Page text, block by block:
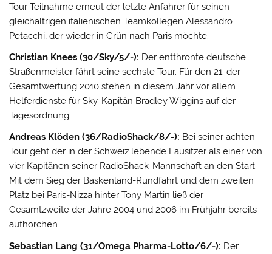
Tour-Teilnahme erneut der letzte Anfahrer für seinen
gleichaltrigen italienischen Teamkollegen Alessandro
Petacchi, der wieder in Grün nach Paris möchte.
Christian Knees (30/Sky/5/-): Der entthronte deutsche
Straßenmeister fährt seine sechste Tour. Für den 21. der
Gesamtwertung 2010 stehen in diesem Jahr vor allem
Helferdienste für Sky-Kapitän Bradley Wiggins auf der
Tagesordnung.
Andreas Klöden (36/RadioShack/8/-): Bei seiner achten
Tour geht der in der Schweiz lebende Lausitzer als einer von
vier Kapitänen seiner RadioShack-Mannschaft an den Start.
Mit dem Sieg der Baskenland-Rundfahrt und dem zweiten
Platz bei Paris-Nizza hinter Tony Martin ließ der
Gesamtzweite der Jahre 2004 und 2006 im Frühjahr bereits
aufhorchen.
Sebastian Lang (31/Omega Pharma-Lotto/6/-): Der